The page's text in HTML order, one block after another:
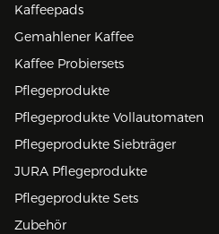
Kaffeepads
Gemahlener Kaffee
Kaffee Probiersets
Pflegeprodukte
Pflegeprodukte Vollautomaten
Pflegeprodukte Siebträger
JURA Pflegeprodukte
Pflegeprodukte Sets
Zubehör